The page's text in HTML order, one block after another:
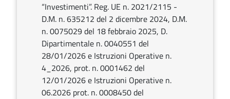
“Investimenti”. Reg. UE n. 2021/2115 -
D.M. n. 635212 del 2 dicembre 2024, D.M.
n. 0075029 del 18 febbraio 2025, D.
Dipartimentale n. 0040551 del
28/01/2026 e Istruzioni Operative n.
4_2026, prot. n. 0001462 del
12/01/2026 e Istruzioni Operative n.
06.2026 prot. n. 0008450 del